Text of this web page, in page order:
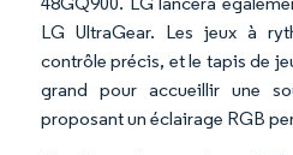
LG UltraGear. Les jeux à
contrôle précis, et le tapis de
grand pour accueillir une
proposant un éclairage RGB